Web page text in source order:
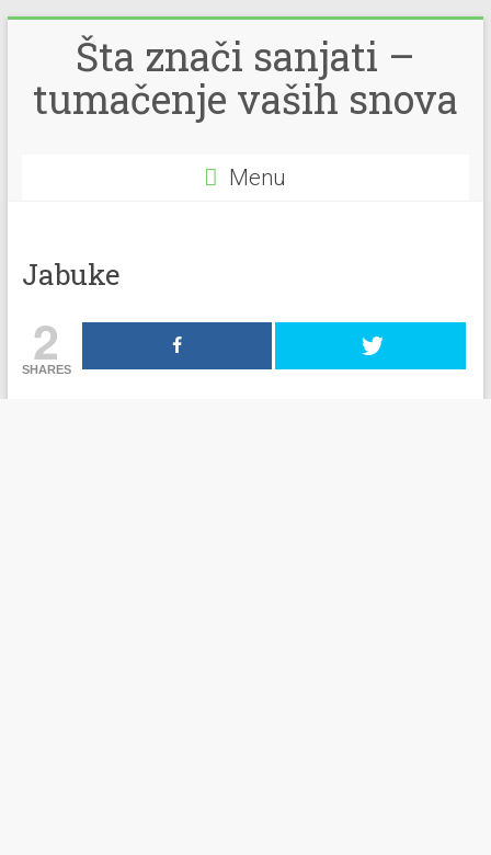
Šta znači sanjati –
tumačenje vaših snova
Menu
Jabuke
2
SHARES